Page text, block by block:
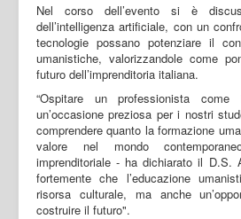
Nel corso dell’evento si è
dell’intelligenza artificiale, con un
tecnologie possano potenziare il
umanistiche, valorizzandole come
futuro dell’imprenditoria italiana.
“Ospitare un professionista
un’occasione preziosa per i nostri
comprendere quanto la formazione
valore nel mondo
imprenditoriale - ha dichiarato il D.S.
fortemente che l’educazione
risorsa culturale, ma anche
costruire il futuro".